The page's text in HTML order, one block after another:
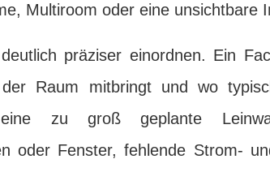
Multiroom oder eine unsichtbare
präziser einordnen. Ein
Raum mitbringt und wo
zu groß geplante
oder Fenster, fehlende Strom-